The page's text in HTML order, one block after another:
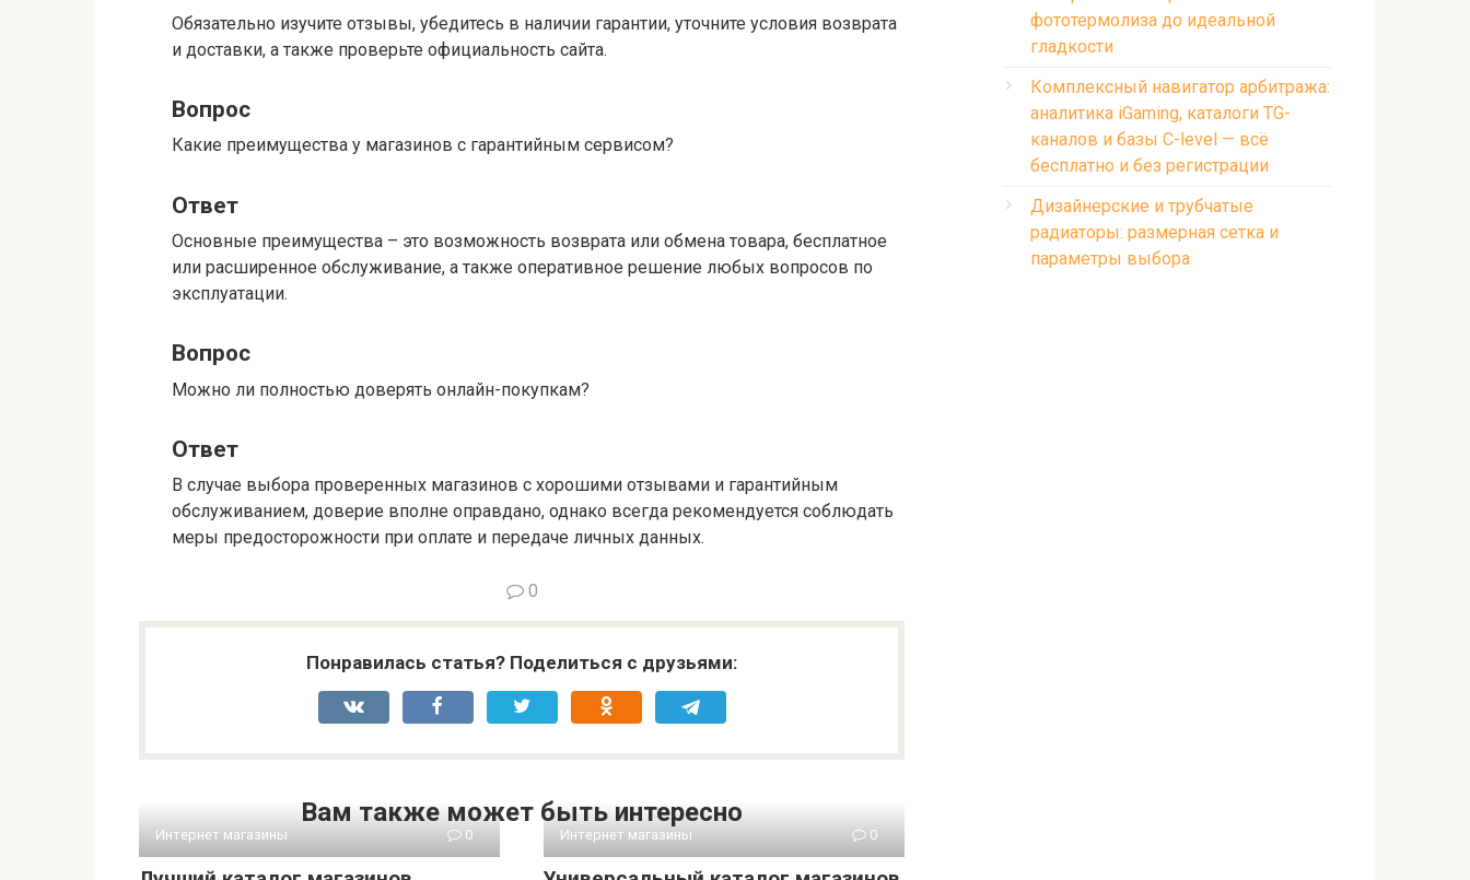
Обязательно изучите отзывы, убедитесь в наличии гарантии, уточните условия возврата
и доставки, а также проверьте официальность сайта.
Вопрос
Какие преимущества у магазинов с гарантийным сервисом?
Ответ
Основные преимущества – это возможность возврата или обмена товара, бесплатное
или расширенное обслуживание, а также оперативное решение любых вопросов по
эксплуатации.
Вопрос
Можно ли полностью доверять онлайн-покупкам?
Ответ
В случае выбора проверенных магазинов с хорошими отзывами и гарантийным
обслуживанием, доверие вполне оправдано, однако всегда рекомендуется соблюдать
меры предосторожности при оплате и передаче личных данных.
0
Понравилась статья? Поделиться с друзьями:
Вам также может быть интересно
Интернет магазины 0 Интернет магазины 0
фототермолиза до идеальной
гладкости
Комплексный навигатор арбитража:
аналитика iGaming, каталоги TG-
каналов и базы C-level — всё
бесплатно и без регистрации
Дизайнерские и трубчатые
радиаторы: размерная сетка и
параметры выбора